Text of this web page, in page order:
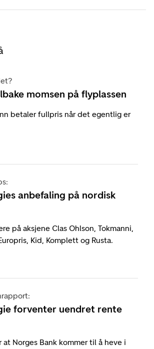
momsen på flyplassen
betaler fullpris når det egentlig er
anbefaling på nordisk
på aksjene Clas Ohlson, Tokmanni,
Kid, Komplett og Rusta.
forventer uendret rente
at Norges Bank kommer til å heve i